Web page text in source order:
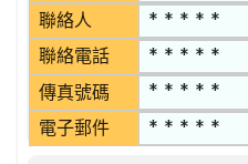
聯絡人 * * * * *
聯絡電話 * * * * *
傳真號碼 * * * * *
電子郵件 * * * * *